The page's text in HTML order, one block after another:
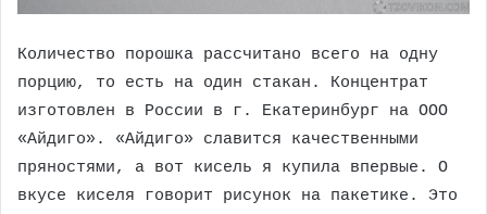
Количество порошка рассчитано всего на одну
порцию, то есть на один стакан. Концентрат
изготовлен в России в г. Екатеринбург на ООО
«Айдиго». «Айдиго» славится качественными
пряностями, а вот кисель я купила впервые. О
вкусе киселя говорит рисунок на пакетике. Это